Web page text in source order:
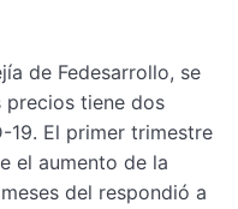
de Fedesarrollo, se
precios tiene dos
19. El primer trimestre
el aumento de la
del respondió a